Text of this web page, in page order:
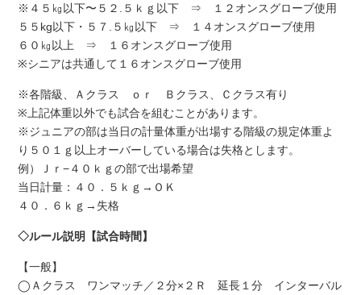
※４５㎏以下〜５２.５ｋｇ以下 ⇒ １２オンスグローブ使用
５５kg以下・５７.５㎏以下 ⇒ １４オンスグローブ使用
６０㎏以上 ⇒ １６オンスグローブ使用
※シニアは共通して１６オンスグローブ使用
※各階級、Ａクラス ｏｒ Ｂクラス、Ｃクラス有り
※上記体重以外でも試合を組むことがあります。
※ジュニアの部は当日の計量体重が出場する階級の規定体重よ
り５０１ｇ以上オーバーしている場合は失格とします。
例）Ｊｒ−４０ｋｇの部で出場希望
当日計量：４０．５ｋｇ→ＯＫ
４０．６ｋｇ→失格
◇ルール説明【試合時間】
【一般】
◯Ａクラス ワンマッチ／２分×２Ｒ 延長１分 インターバル